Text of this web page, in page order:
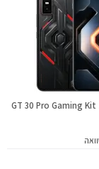
GT 30 Pro Gaming